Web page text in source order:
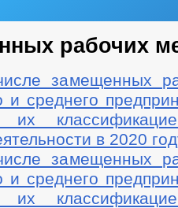
рабочих
замещенных
и среднего
их
в 2020
замещенных
и среднего
их